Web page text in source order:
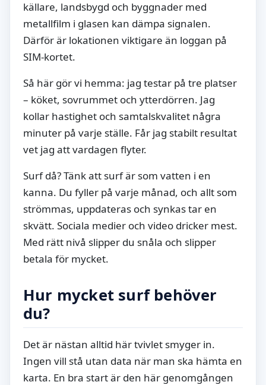
källare, landsbygd och byggnader med
metallfilm i glasen kan dämpa signalen.
Därför är lokationen viktigare än loggan på
SIM-kortet.
Så här gör vi hemma: jag testar på tre platser
– köket, sovrummet och ytterdörren. Jag
kollar hastighet och samtalskvalitet några
minuter på varje ställe. Får jag stabilt resultat
vet jag att vardagen flyter.
Surf då? Tänk att surf är som vatten i en
kanna. Du fyller på varje månad, och allt som
strömmas, uppdateras och synkas tar en
skvätt. Sociala medier och video dricker mest.
Med rätt nivå slipper du snåla och slipper
betala för mycket.
Hur mycket surf behöver
du?
Det är nästan alltid här tvivlet smyger in.
Ingen vill stå utan data när man ska hämta en
karta. En bra start är den här genomgången